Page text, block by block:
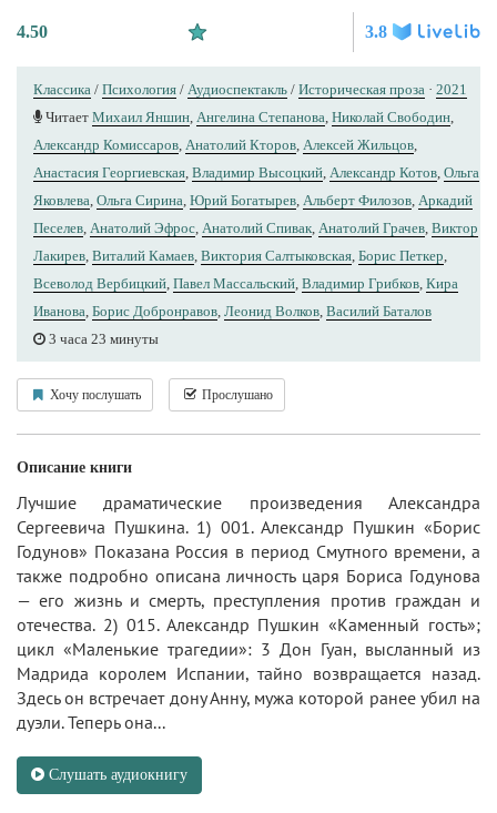
4.50 3.8
Классика / Психология / Аудиоспектакль / Историческая проза · 2021
Читает Михаил Яншин Ангелина Степанова Николай Свободин
Александр Комиссаров Анатолий Кторов Алексей Жильцов
Анастасия Георгиевская Владимир Высоцкий Александр Котов Ольга
Яковлева Ольга Сирина Юрий Богатырев Альберт Филозов Аркадий
Песелев Анатолий Эфрос Анатолий Спивак Анатолий Грачев Виктор
Лакирев Виталий Камаев Виктория Салтыковская Борис Петкер
Всеволод Вербицкий Павел Массальский Владимир Грибков Кира
Иванова Борис Добронравов Леонид Волков Василий Баталов
3 часа 23 минуты
Хочу послушать Прослушано
Описание книги
Лучшие драматические произведения Александра
Сергеевича Пушкина. 1) 001. Александр Пушкин «Борис
Годунов» Показана Россия в период Смутного времени, а
также подробно описана личность царя Бориса Годунова
— его жизнь и смерть, преступления против граждан и
отечества. 2) 015. Александр Пушкин «Каменный гость»;
цикл «Маленькие трагедии»: 3 Дон Гуан, высланный из
Мадрида королем Испании, тайно возвращается назад.
Здесь он встречает дону Анну, мужа которой ранее убил на
дуэли. Теперь она...
Слушать аудиокнигу